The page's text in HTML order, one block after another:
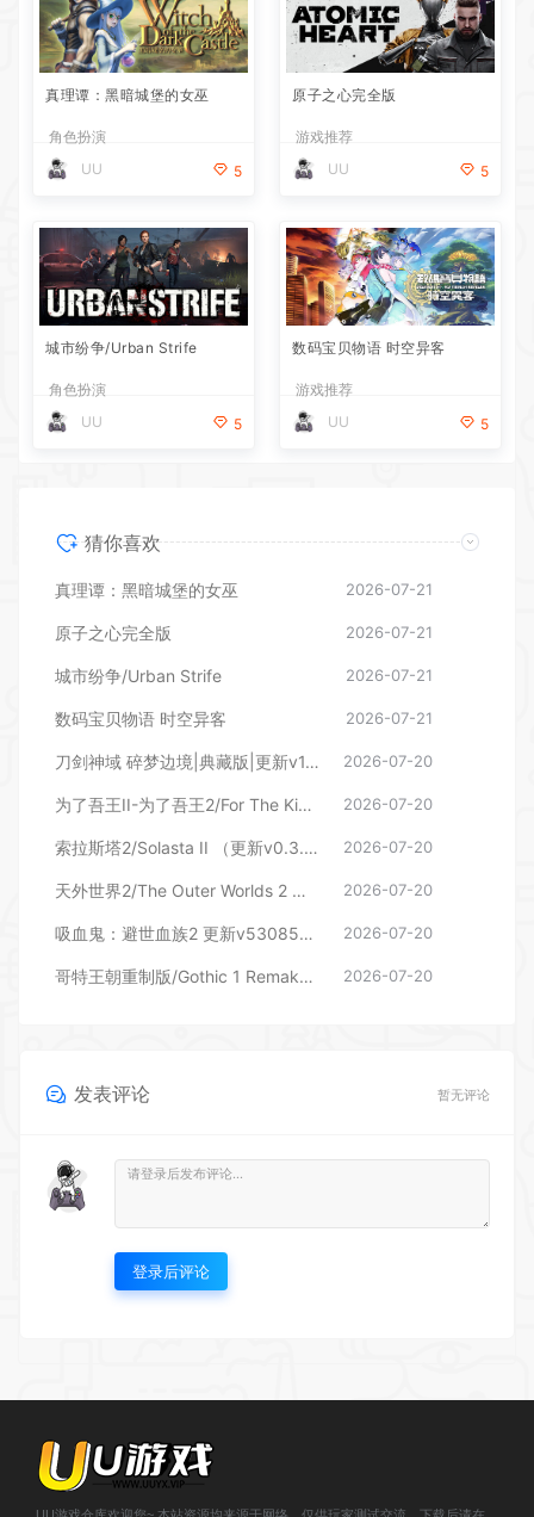
真理谭：黑暗城堡的女巫
角色扮演
UU
5
原子之心完全版
游戏推荐
UU
5
城市纷争/Urban Strife
角色扮演
UU
5
数码宝贝物语 时空异客
游戏推荐
UU
5
猜你喜欢
真理谭：黑暗城堡的女巫 2026-07-21
原子之心完全版 2026-07-21
城市纷争/Urban Strife 2026-07-21
数码宝贝物语 时空异客 2026-07-21
刀剑神域 碎梦边境|典藏版|更新v1.7.0.0—更新DLC 2026-07-20
为了吾王II-为了吾王2/For The King II（更新v1.13.4 单机/同屏多人） 2026-07-20
索拉斯塔2/Solasta II （更新v0.3.8.100677） 2026-07-20
天外世界2/The Outer Worlds 2 （更新v1.2.0.0） 2026-07-20
吸血鬼：避世血族2 更新v53085—更新花与火 DLC 2026-07-20
哥特王朝重制版/Gothic 1 Remake （更新v169686） 2026-07-20
发表评论 暂无评论
登录后评论